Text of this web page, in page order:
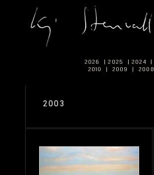
2026 | 2025 | 2024 |
2010
| 2009 | 2008
2003